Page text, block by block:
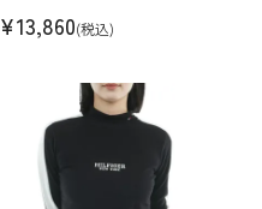
¥13,860(税込)